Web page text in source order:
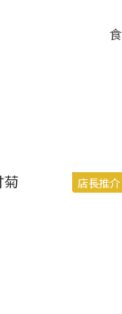
店長推介